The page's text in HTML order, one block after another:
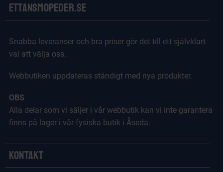
Ettansmopeder.se
Snabba leveranser och bra priser gör det till ett självklart
val att välja oss.
Webbutiken uppdateras ständigt med nya produkter.
OBS
Alla delar som vi säljer i vår webbutik kan vi inte garantera
finns på lager i vår fysiska butik i Åseda.
Kontakt